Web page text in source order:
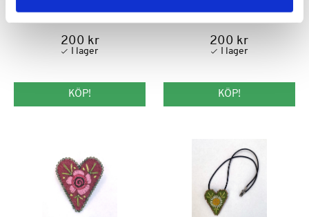
Halsband
200 kr
KÖP!
Hjärtehalsband
200 kr
KÖP!